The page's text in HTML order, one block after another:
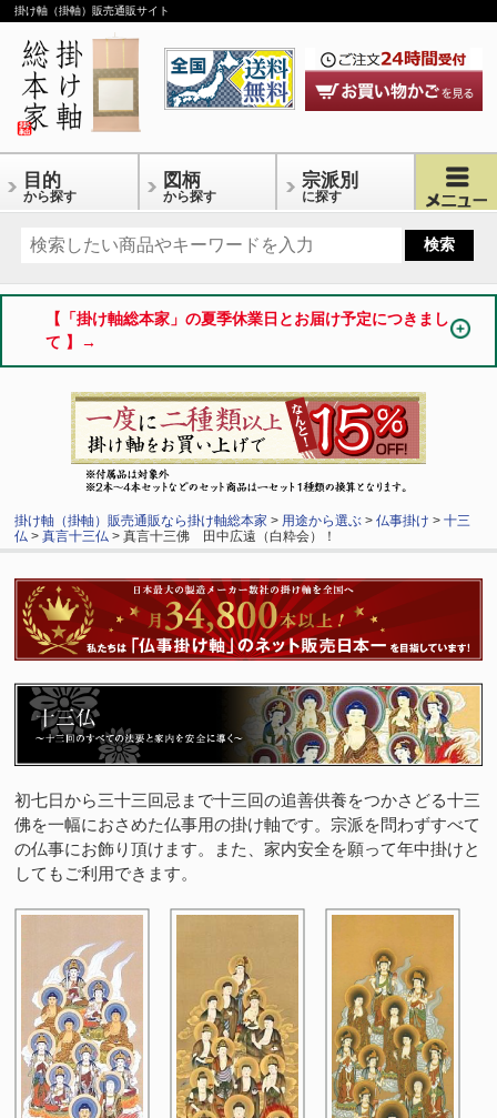
掛け軸（掛軸）販売通販サイト
目的
から探す
図柄
から探す
宗派別
に探す
【「掛け軸総本家」の夏季休業日とお届け予定につきまし
て 】→
掛け軸（掛軸）販売通販なら掛け軸総本家 > 用途から選ぶ >仏事掛け >十三
仏 >真言十三仏 > 真言十三佛 田中広遠（白粋会）！
初七日から三十三回忌まで十三回の追善供養をつかさどる十三
佛を一幅におさめた仏事用の掛け軸です。宗派を問わずすべて
の仏事にお飾り頂けます。また、家内安全を願って年中掛けと
してもご利用できます。